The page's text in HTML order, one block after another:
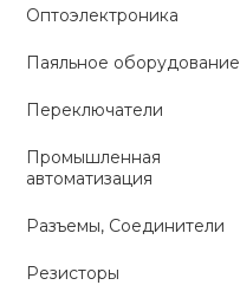
Оптоэлектроника
Паяльное оборудование
Переключатели
Промышленная
автоматизация
Разъемы, Соединители
Резисторы